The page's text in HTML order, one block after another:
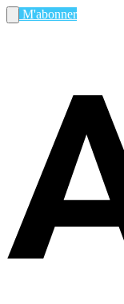
M'abonner